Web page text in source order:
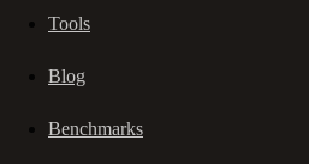
Tools
Blog
Benchmarks